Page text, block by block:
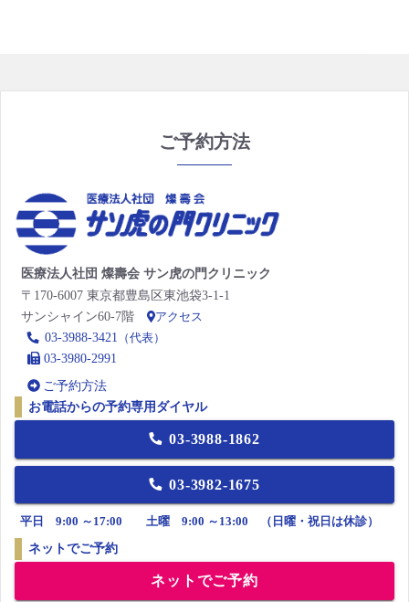
ご予約方法
医療法人社団 燦壽会 サン虎の門クリニック
〒170-6007 東京都豊島区東池袋3-1-1
サンシャイン60-7階
アクセス
03-3988-3421 （代表）
03-3980-2991
ご予約方法
お電話からの予約専用ダイヤル
03-3988-1862
03-3982-1675
平日 9:00 ～17:00 土曜 9:00 ～13:00 （日曜・祝日は休診）
ネットでご予約
ネットでご予約